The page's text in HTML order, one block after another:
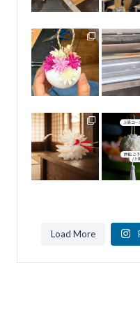
ライト[初級]より
ご確認いただけま
85 0
まし
...
59
特別コース 小さ
なボールブーケ
着々と仕上がりに
向かっています。
...
65 0
商品同様
の使用し
二重
のもの
32
講座のご案内です
内容は鶴です。...
52 0
上級コ
ます
上級コ
ご参加も
課題は
Load More